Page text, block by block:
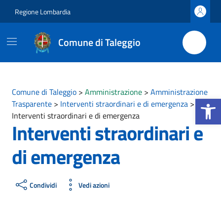
Apri la
Regione Lombardia
Comune di Taleggio
Comune di Taleggio > Amministrazione > Amministrazione
Trasparente > Interventi straordinari e di emergenza >
Interventi straordinari e di emergenza
Interventi straordinari e
di emergenza
Condividi Vedi azioni